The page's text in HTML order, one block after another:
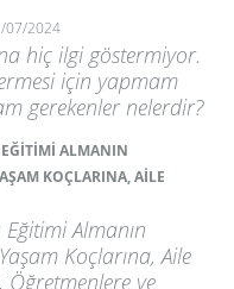
07/2024
hiç ilgi göstermiyor.
için yapmam
gerekenler nelerdir?
ALMANIN
KOÇLARINA, AİLE
Almanın
Koçlarına, Aile
Öğretmenlere ve